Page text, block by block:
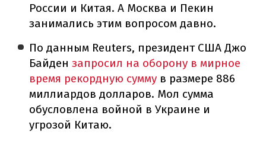
России и Китая. А Москва и Пекин
занимались этим вопросом давно.
По данным Reuters, президент США Джо
Байден запросил на оборону в мирное
время рекордную сумму в размере 886
миллиардов долларов. Мол сумма
обусловлена войной в Украине и
угрозой Китаю.